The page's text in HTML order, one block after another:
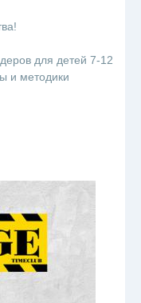
для детей 7-12
и методики